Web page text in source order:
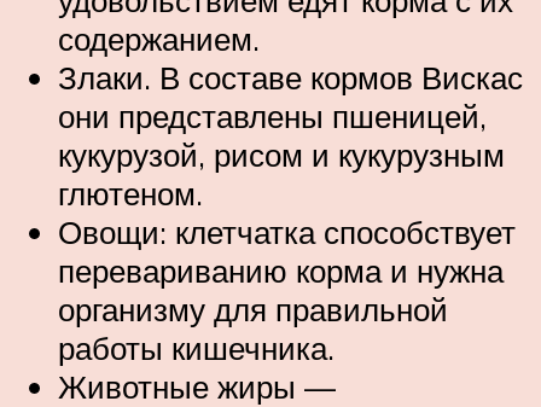
содержанием.
Злаки. В составе кормов Вискас
они представлены пшеницей,
кукурузой, рисом и кукурузным
глютеном.
Овощи: клетчатка способствует
перевариванию корма и нужна
организму для правильной
работы кишечника.
Животные жиры —